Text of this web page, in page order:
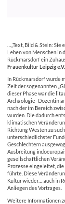
…„Text, Bild & Stein:
Leben von Menschen in
Rückmarsdorf ein
Frauenkultur Leipzig e.V.
In Rückmarsdorf wurde
Zeit der sogenannten
dieser Phase war die
Archäologie- Dozentin
nach der im Bereich
wurden. Die dadurch
klimatischen
Richtung Westen zu
unterschiedlichster
Geschlechtern
Ausbreitung
gesellschaftlichen
Prozesse eingeleitet,
führte. Diese
Kultur wieder… auch in
Anliegen des Vortrages.
Weitere Informationen